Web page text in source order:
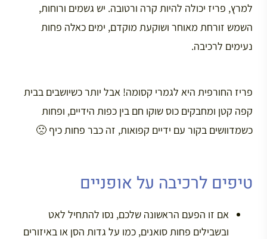
למרץ, פריז יכולה להיות קרה ורטובה. יש גשמים ורוחות,
השמש זורחת מאוחר ושוקעת מוקדם, ימים כאלה פחות
נעימים לרכיבה.
פריז החורפית היא לגמרי קסומה! אבל יותר כשיושבים בבית
קפה קטן ומחבקים כוס שוקו חם בין כפות הידיים, ופחות
כשמדוושים בקור עם ידיים קפואות, זה כבר פחות כיף 🙁
טיפים לרכיבה על אופניים
אם זו הפעם הראשונה שלכם, נסו להתחיל לאט
ובשבילים פחות סואנים, כמו על גדות הסן או באיזורים